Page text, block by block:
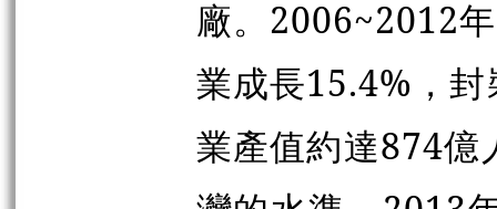
廠。2006~2012
業成長15.4%，
業產值約達874